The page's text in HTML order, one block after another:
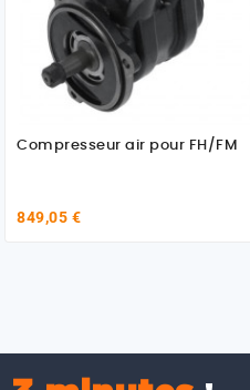
Compresseur air pour FH/FM
849,05 €